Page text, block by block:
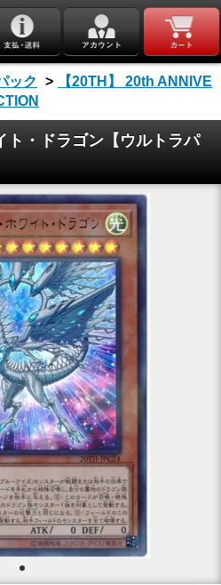
ック >
【20TH】 20th ANNIVE
ト・ドラゴン【ウルトラパ